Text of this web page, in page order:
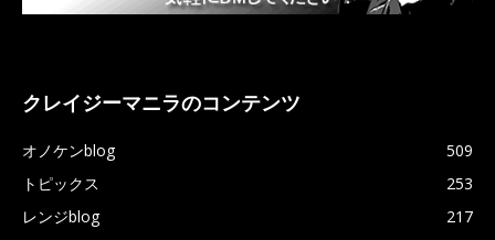
クレイジーマニラのコンテンツ
オノケンblog
509
トピックス
253
レンジblog
217